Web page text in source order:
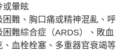
或暈眩
困難、胸口痛或精神混亂、呼
難綜合症（ARDS）、敗血
血栓栓塞、多重器官衰竭等